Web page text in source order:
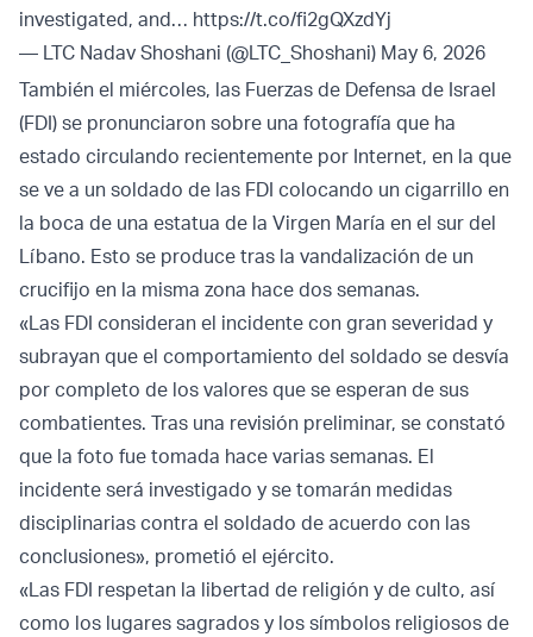
investigated, and… https://t.co/fi2gQXzdYj
— LTC Nadav Shoshani (@LTC_Shoshani) May 6, 2026
También el miércoles, las Fuerzas de Defensa de Israel
(FDI) se pronunciaron sobre una fotografía que ha
estado circulando recientemente por Internet, en la que
se ve a un soldado de las FDI colocando un cigarrillo en
la boca de una estatua de la Virgen María en el sur del
Líbano. Esto se produce tras la vandalización de un
crucifijo en la misma zona hace dos semanas.
«Las FDI consideran el incidente con gran severidad y
subrayan que el comportamiento del soldado se desvía
por completo de los valores que se esperan de sus
combatientes. Tras una revisión preliminar, se constató
que la foto fue tomada hace varias semanas. El
incidente será investigado y se tomarán medidas
disciplinarias contra el soldado de acuerdo con las
conclusiones», prometió el ejército.
«Las FDI respetan la libertad de religión y de culto, así
como los lugares sagrados y los símbolos religiosos de